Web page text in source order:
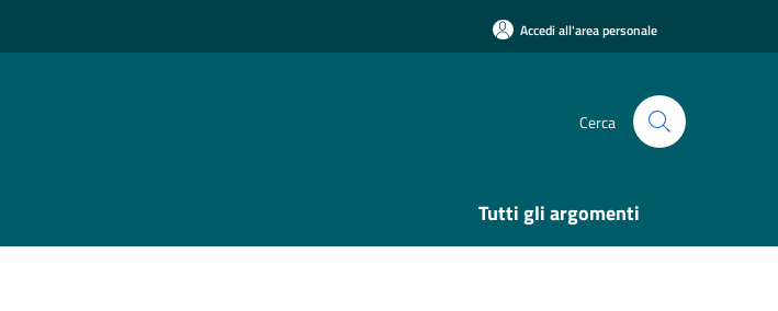
Accedi all'area personale
Cerca
Tutti gli argomenti